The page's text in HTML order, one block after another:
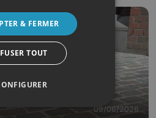
09/06/2026
& FERMER
TOUT